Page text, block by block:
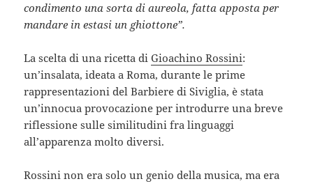
condimento una sorta di aureola, fatta apposta per
mandare in estasi un ghiottone”.
La scelta di una ricetta diGioachino Rossini:
un’insalata, ideata a Roma, durante le prime
rappresentazioni del Barbiere di Siviglia, è stata
un’innocua provocazione per introdurre una breve
riflessione sulle similitudini fra linguaggi
all’apparenza molto diversi.
Rossini non era solo un genio della musica, ma era